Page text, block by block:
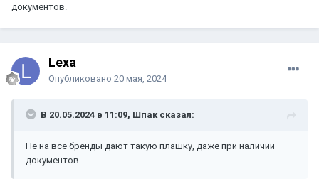
документов.
Lexa
Опубликовано 20 мая, 2024
В 20.05.2024 в 11:09, Шпак сказал:
Не на все бренды дают такую плашку, даже при наличии
документов.